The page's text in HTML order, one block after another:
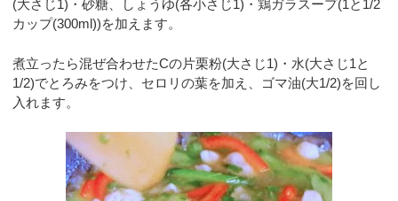
(大さじ1)・砂糖、しょうゆ(各小さじ1)・鶏ガラスープ(1と1/2
カップ(300ml))を加えます。
煮立ったら混ぜ合わせたCの片栗粉(大さじ1)・水(大さじ1と
1/2)でとろみをつけ、セロリの葉を加え、ゴマ油(大1/2)を回し
入れます。